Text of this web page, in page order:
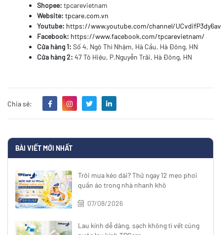
Shopee: tpcarevietnam
Website: tpcare.com.vn
Youtube: https://www.youtube.com/channel/
Facebook: https://www.facebook.com/tpcarevietnam/
Cửa hàng 1: Số 4, Ngô Thì Nhậm, Hà Cầu, Hà Đông, HN
Cửa hàng 2: 47 Tô Hiệu, P.Nguyễn Trãi, Hà Đông, HN
Chia sẻ:
BÀI VIẾT MỚI NHẤT
Trời mưa kéo dài? Thử ngay 12 mẹo phơi
quần áo trong nhà nhanh khô
07/08/2026
Lau kính dễ dàng, sạch không tì vết cùng